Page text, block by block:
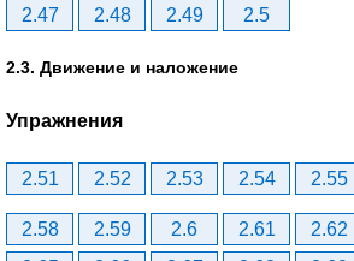
2.47
2.48 2.49 2.5
2.3. Движение и наложение
Упражнения
2.51 2.52 2.53 2.54 2.55
2.58 2.59 2.6 2.61 2.62